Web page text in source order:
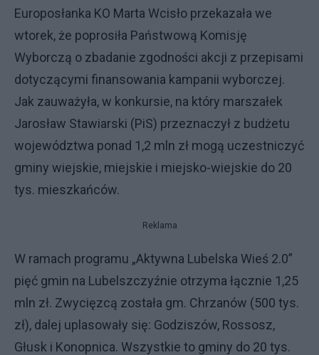
Europosłanka KO Marta Wcisło przekazała we
wtorek, że poprosiła Państwową Komisję
Wyborczą o zbadanie zgodności akcji z przepisami
dotyczącymi finansowania kampanii wyborczej.
Jak zauważyła, w konkursie, na który marszałek
Jarosław Stawiarski (PiS) przeznaczył z budżetu
województwa ponad 1,2 mln zł mogą uczestniczyć
gminy wiejskie, miejskie i miejsko-wiejskie do 20
tys. mieszkańców.
Reklama
W ramach programu „Aktywna Lubelska Wieś 2.0”
pięć gmin na Lubelszczyźnie otrzyma łącznie 1,25
mln zł. Zwycięzcą została gm. Chrzanów (500 tys.
zł), dalej uplasowały się: Godziszów, Rossosz,
Głusk i Konopnica. Wszystkie to gminy do 20 tys.